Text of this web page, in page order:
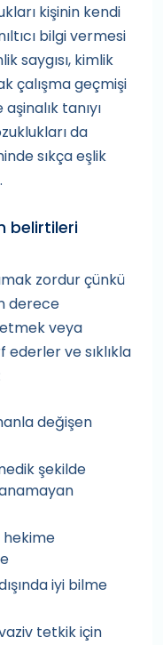
kişinin kendi
bilgi vermesi
saygısı, kimlik
çalışma geçmişi
tanıyı
da
sıkça eşlik
belirtileri
zordur çünkü
derece
etmek veya
ve sıklıkla
değişen
şekilde
hekime
iyi bilme
tetkik için